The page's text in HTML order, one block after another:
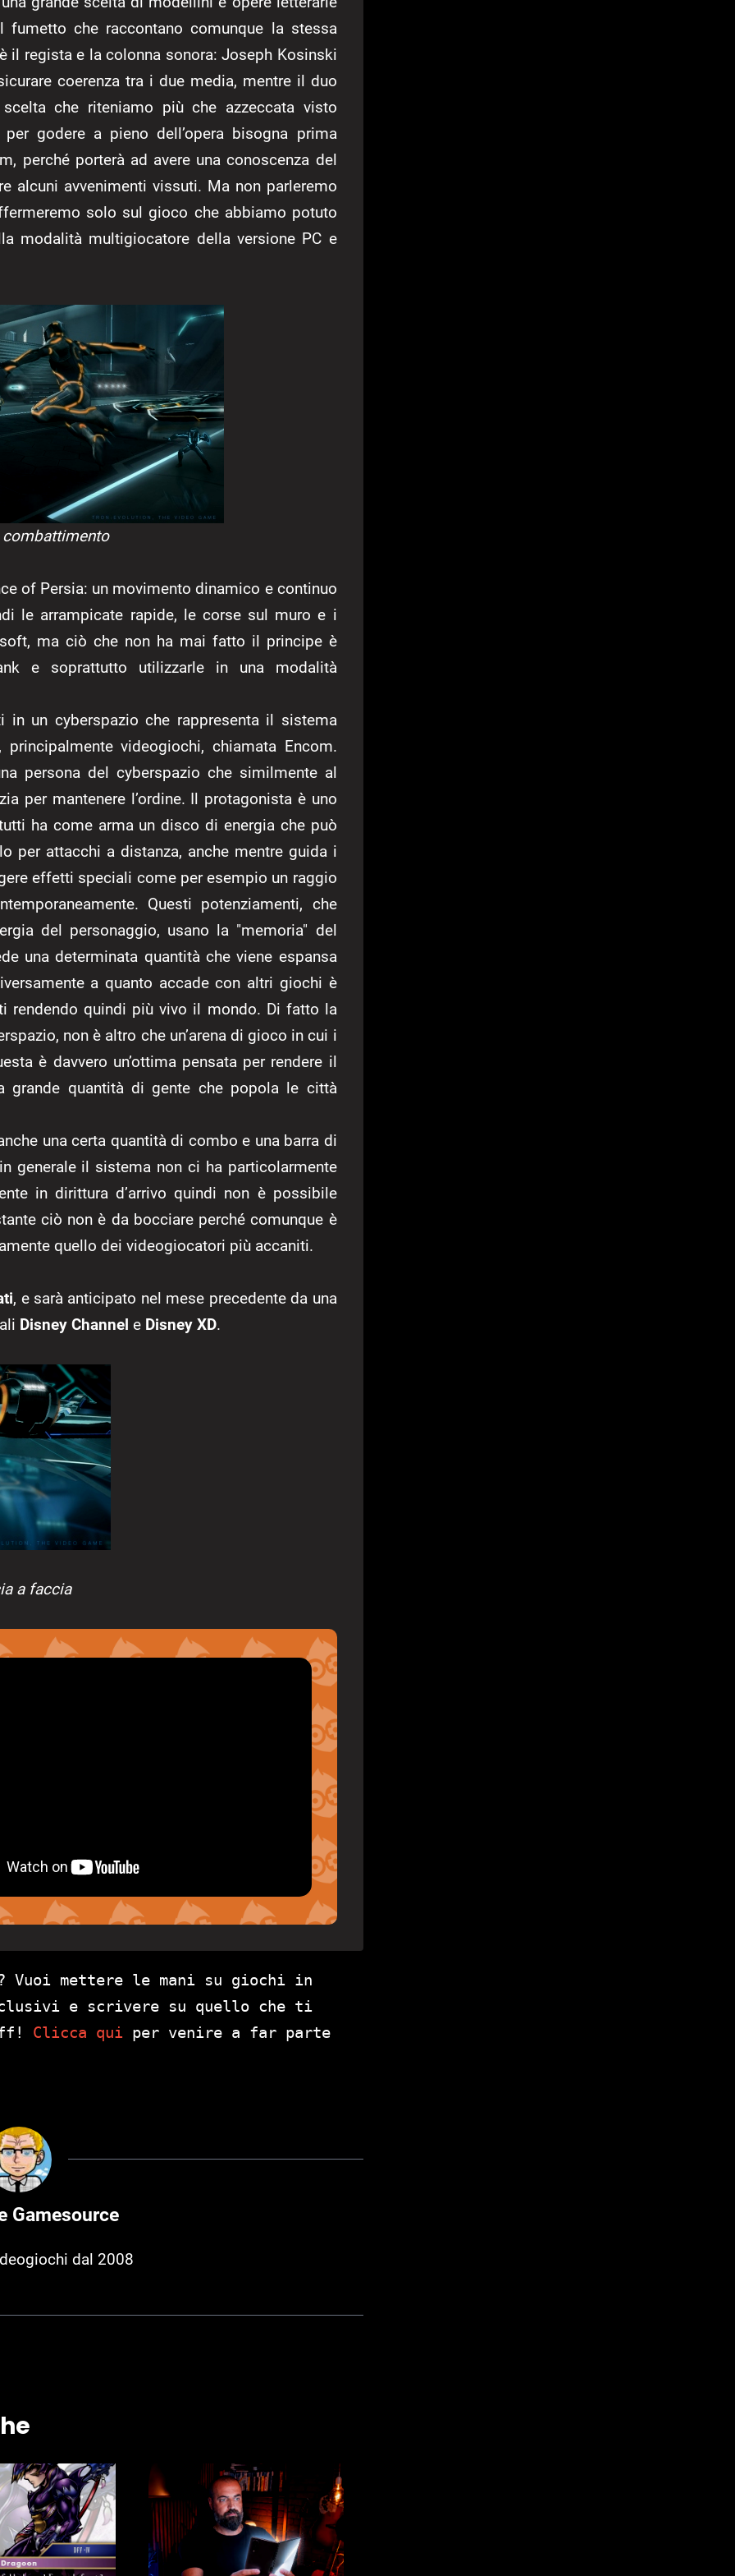
che raccontano comunque la stessa
il regista e la colonna sonora: Joseph Kosinski
coerenza tra i due media, mentre il duo
che riteniamo più che azzeccata visto
godere a pieno dell’opera bisogna prima
perché porterà ad avere una conoscenza del
alcuni avvenimenti vissuti. Ma non parleremo
solo sul gioco che abbiamo potuto
modalità multigiocatore della versione PC e
of Persia: un movimento dinamico e continuo
le arrampicate rapide, le corse sul muro e i
ma ciò che non ha mai fatto il principe è
e soprattutto utilizzarle in una modalità
un cyberspazio che rappresenta il sistema
videogiochi, chiamata Encom.
persona del cyberspazio che similmente al
per mantenere l’ordine. Il protagonista è uno
ha come arma un disco di energia che può
per attacchi a distanza, anche mentre guida i
effetti speciali come per esempio un raggio
Questi potenziamenti, che
del personaggio, usano la "memoria" del
una determinata quantità che viene espansa
a quanto accade con altri giochi è
rendendo quindi più vivo il mondo. Di fatto la
non è altro che un’arena di gioco in cui i
è davvero un’ottima pensata per rendere il
quantità di gente che popola le città
una certa quantità di combo e una barra di
generale il sistema non ci ha particolarmente
in dirittura d’arrivo quindi non è possibile
ciò non è da bocciare perché comunque è
quello dei videogiocatori più accaniti.
, e sarà anticipato nel mese precedente da una
Disney Channel e Disney XD.
a faccia
mettere le mani su giochi in
e scrivere su quello che ti
Clicca qui per venire a far parte
Gamesource
dal 2008